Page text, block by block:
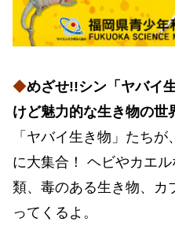
◆めざせ!!シン「ヤバイ
けど魅力的な生き物の世
「ヤバイ生き物」たち
に大集合！ ヘビやカエ
類、毒のある生き物、カ
ってくるよ。